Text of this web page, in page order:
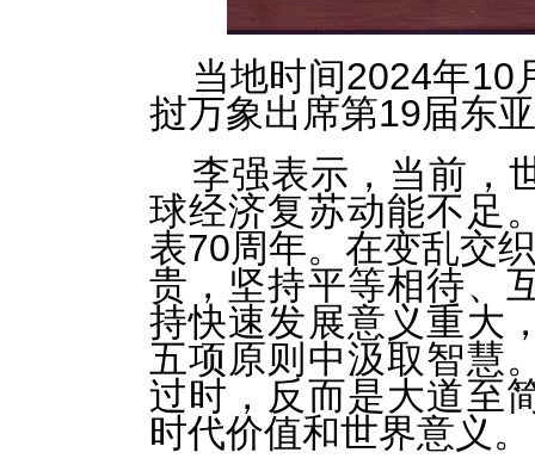
当地时间2024年10
挝万象出席第19届东
李强表示，当前，
球经济复苏动能不足
表70周年。在变乱交
贵，坚持平等相待、
持快速发展意义重大
五项原则中汲取智慧
过时，反而是大道至
时代价值和世界意义。